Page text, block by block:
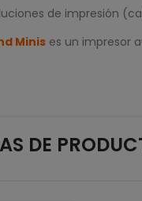
de impresión
Minis es un impresor
DE